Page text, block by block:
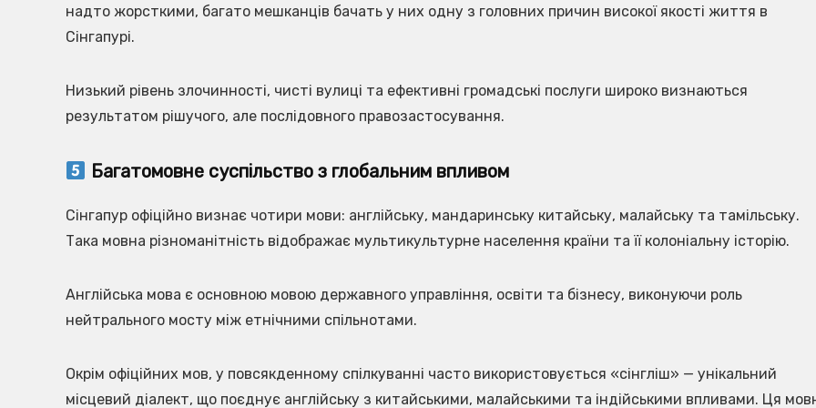
надто жорсткими, багато мешканців бачать у них одну з головних причин високої якості життя в
Сінгапурі.
Низький рівень злочинності, чисті вулиці та ефективні громадські послуги широко визнаються
результатом рішучого, але послідовного правозастосування.
Багатомовне суспільство з глобальним впливом
Сінгапур офіційно визнає чотири мови: англійську, мандаринську китайську, малайську та тамільську.
Така мовна різноманітність відображає мультикультурне населення країни та її колоніальну історію.
Англійська мова є основною мовою державного управління, освіти та бізнесу, виконуючи роль
нейтрального мосту між етнічними спільнотами.
Окрім офіційних мов, у повсякденному спілкуванні часто використовується «сінгліш» — унікальний
місцевий діалект, що поєднує англійську з китайськими, малайськими та індійськими впливами. Ця